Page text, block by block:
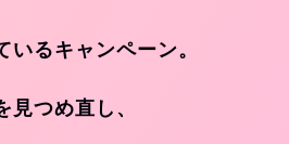
るキャンペーン。
つめ直し、